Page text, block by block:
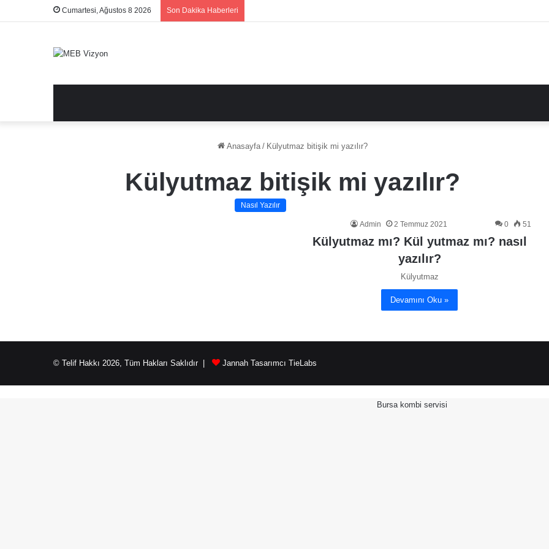
Cumartesi, Ağustos 8 2026 Son Dakika Haberleri
Anasayfa / Külyutmaz bitişik mi yazılır?
Külyutmaz bitişik mi yazılır?
Nasıl Yazılır
Admin 2 Temmuz 2021 0 51
Külyutmaz mı? Kül yutmaz mı? nasıl
yazılır?
Külyutmaz
Devamını Oku »
© Telif Hakkı 2026, Tüm Hakları Saklıdır | Jannah Tasarımcı TieLabs
Bursa kombi servisi